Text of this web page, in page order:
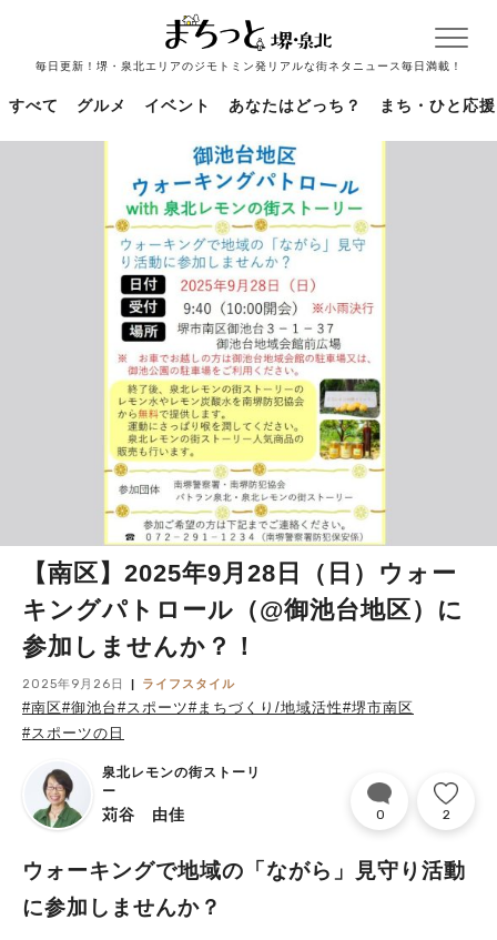
毎日更新！堺・泉北エリアのジモトミン発リアルな街ネタニュース毎日満載！
すべて グルメ イベント あなたはどっち？ まち・ひと応援
【南区】2025年9月28日（日）ウォー
キングパトロール（@御池台地区）に
参加しませんか？！
2025年9月26日 ライフスタイル
#南区#御池台#スポーツ#まちづくり/地域活性#堺市南区
#スポーツの日
泉北レモンの街ストーリ
ー
苅谷 由佳 0 2
ウォーキングで地域の「ながら」見守り活動
に参加しませんか？